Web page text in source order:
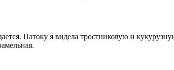
Патоку я видела тростниковую и